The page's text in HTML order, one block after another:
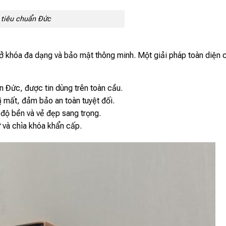
tiêu chuẩn Đức
đa dạng và bảo mật thông minh. Một giải pháp toàn diện
Đức, được tin dùng trên toàn cầu.
đảm bảo an toàn tuyệt đối.
bền và vẻ đẹp sang trọng.
chìa khóa khẩn cấp.